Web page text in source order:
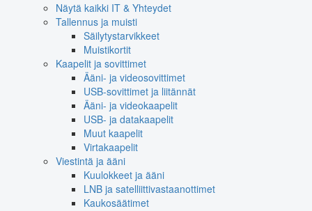
Näytä kaikki IT & Yhteydet
Tallennus ja muisti
Säilytystarvikkeet
Muistikortit
Kaapelit ja sovittimet
Ääni- ja videosovittimet
USB-sovittimet ja liitännät
Ääni- ja videokaapelit
USB- ja datakaapelit
Muut kaapelit
Virtakaapelit
Viestintä ja ääni
Kuulokkeet ja ääni
LNB ja satelliittivastaanottimet
Kaukosäätimet